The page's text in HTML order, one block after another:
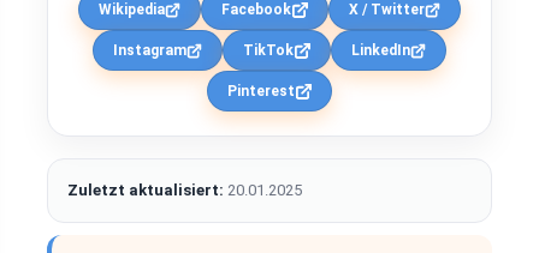
Wikipedia Facebook X / Twitter
Instagram TikTok LinkedIn
Pinterest
Zuletzt aktualisiert: 20.01.2025